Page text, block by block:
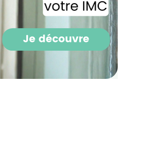
adresse email sera utilisée par Digital Prisma
votre newsletter contenant des offres
Vous pourrez vous désinscrire en
intégré dans la newsletter. Pour en
vos droits, prenez connaissance de notre
.